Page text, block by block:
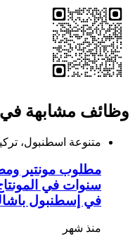
وظائف مشابهة في
متنوعة اسطنبول،
سنوات في المونتاج
في إسطنبول
منذ شهر